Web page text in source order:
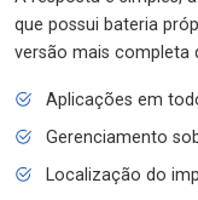
que possui bateria
versão mais completa
Aplicações em
Gerenciamento
Localização do